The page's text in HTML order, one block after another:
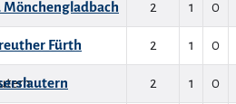
Mönchengladbach 2 1 0
Fürth 2 1 0
2 1 0